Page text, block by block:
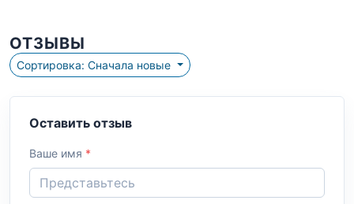
ОТЗЫВЫ
Сортировка: Сначала новые
Оставить отзыв
Ваше имя *